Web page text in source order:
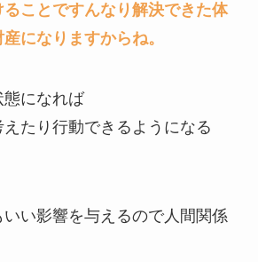
ことですんなり解決できた体
になりますからね。
態になれば
たり行動できるようになる
い影響を与えるので人間関係